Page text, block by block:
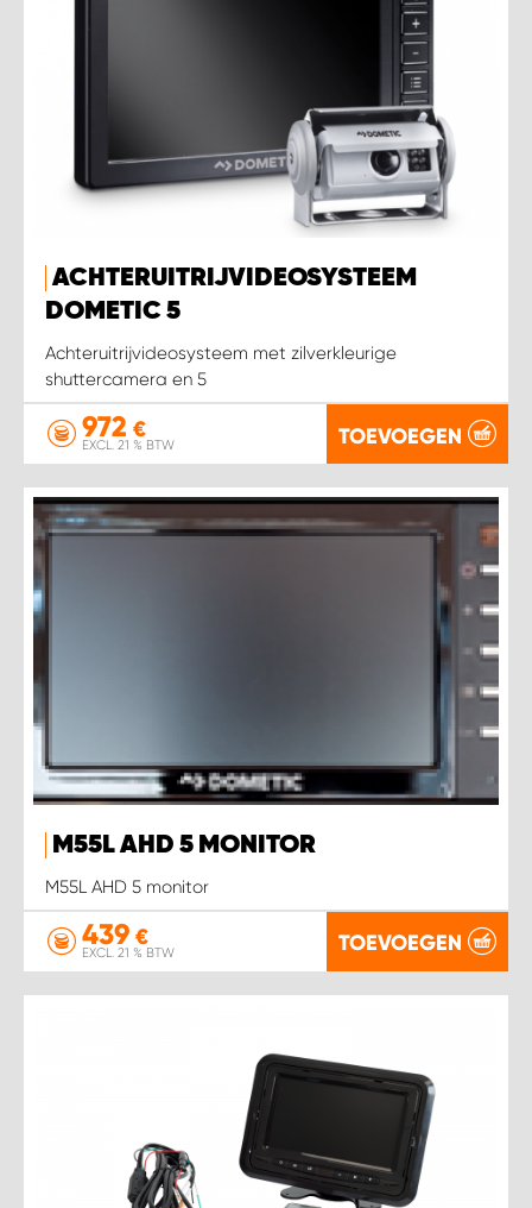
ACHTERUITRIJVIDEOSYSTEEM
DOMETIC 5
Achteruitrijvideosysteem met zilverkleurige
shuttercamera en 5
972 €
EXCL. 21 % BTW TOEVOEGEN
M55L AHD 5 MONITOR
M55L AHD 5 monitor
439 €
EXCL. 21 % BTW TOEVOEGEN